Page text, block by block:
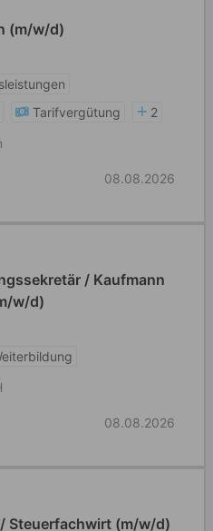
(m/w/d)
Tarifvergütung
2
08.08.2026
/ Kaufmann
w/d)
08.08.2026
Steuerfachwirt (m/w/d)